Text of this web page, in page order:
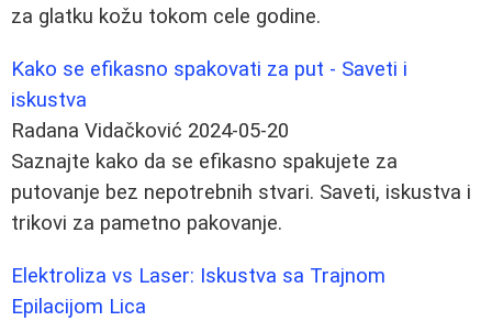
za glatku kožu tokom cele godine.
Kako se efikasno spakovati za put - Saveti i
iskustva
Radana Vidačković 2024-05-20
Saznajte kako da se efikasno spakujete za
putovanje bez nepotrebnih stvari. Saveti, iskustva i
trikovi za pametno pakovanje.
Elektroliza vs Laser: Iskustva sa Trajnom
Epilacijom Lica